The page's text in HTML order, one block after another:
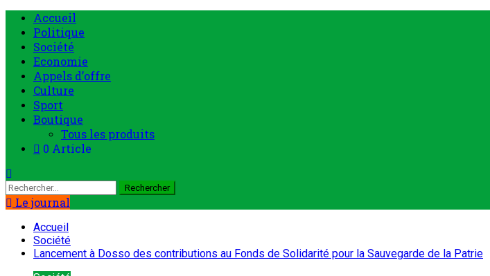
Accueil
Politique
Société
Economie
Appels d’offre
Culture
Sport
Boutique
Tous les produits
0 Article
Le journal
Accueil
Société
Lancement à Dosso des contributions au Fonds de Solidarité pour la Sauvegarde de la Patrie